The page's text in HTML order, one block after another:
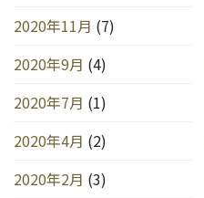
2020年11月 (7)
2020年9月 (4)
2020年7月 (1)
2020年4月 (2)
2020年2月 (3)